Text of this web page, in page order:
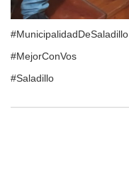
#MunicipalidadDeSaladillo
#MejorConVos
#Saladillo